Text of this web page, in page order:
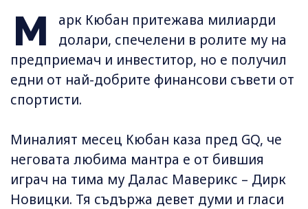
М
арк Кюбан притежава милиарди
долари, спечелени в ролите му на
предприемач и инвеститор, но е получил
едни от най-добрите финансови съвети от
спортисти.
Миналият месец Кюбан каза пред GQ, че
неговата любима мантра е от бившия
играч на тима му Далас Маверикс – Дирк
Новицки. Тя съдържа девет думи и гласи